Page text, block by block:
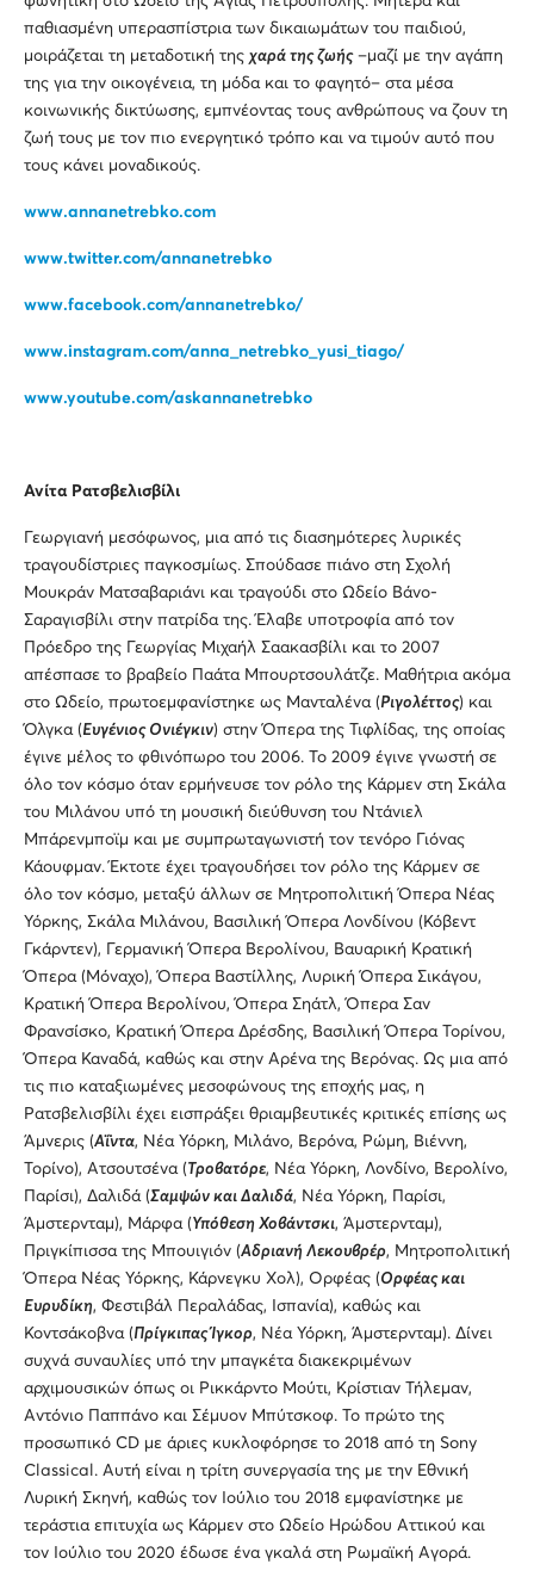
παθιασμένη υπερασπίστρια των δικαιωμάτων του παιδιού,
μοιράζεται τη μεταδοτική της χαρά της ζωής–μαζί με την αγάπη
της για την οικογένεια, τη μόδα και το φαγητό– στα μέσα
κοινωνικής δικτύωσης, εμπνέοντας τους ανθρώπους να ζουν τη
ζωή τους με τον πιο ενεργητικό τρόπο και να τιμούν αυτό που
τους κάνει μοναδικούς.
www.annanetrebko.com
www.twitter.com/annanetrebko
www.facebook.com/annanetrebko/
www.instagram.com/anna netrebko yusi tiago/
www.youtube.com/askannanetrebko
Ανίτα Ρατσβελισβίλι
Γεωργιανή μεσόφωνος, μια από τις διασημότερες λυρικές
τραγουδίστριες παγκοσμίως. Σπούδασε πιάνο στη Σχολή
Μουκράν Ματσαβαριάνι και τραγούδι στο Ωδείο Βάνο-
Σαραγισβίλι στην πατρίδα της. Έλαβε υποτροφία από τον
Πρόεδρο της Γεωργίας Μιχαήλ Σαακασβίλι και το 2007
απέσπασε το βραβείο Παάτα Μπουρτσουλάτζε. Μαθήτρια ακόμα
στο Ωδείο, πρωτοεμφανίστηκε ως Μανταλένα (Ριγολέττος) και
Όλγκα (Ευγένιος Ονιέγκιν) στην Όπερα της Τιφλίδας, της οποίας
έγινε μέλος το φθινόπωρο του 2006. Το 2009 έγινε γνωστή σε
όλο τον κόσμο όταν ερμήνευσε τον ρόλο της Κάρμεν στη Σκάλα
του Μιλάνου υπό τη μουσική διεύθυνση του Ντάνιελ
Μπάρενμποϊμ και με συμπρωταγωνιστή τον τενόρο Γιόνας
Κάουφμαν. Έκτοτε έχει τραγουδήσει τον ρόλο της Κάρμεν σε
όλο τον κόσμο, μεταξύ άλλων σε Μητροπολιτική Όπερα Νέας
Υόρκης, Σκάλα Μιλάνου, Βασιλική Όπερα Λονδίνου (Κόβεντ
Γκάρντεν), Γερμανική Όπερα Βερολίνου, Βαυαρική Κρατική
Όπερα (Μόναχο), Όπερα Βαστίλλης, Λυρική Όπερα Σικάγου,
Κρατική Όπερα Βερολίνου, Όπερα Σηάτλ, Όπερα Σαν
Φρανσίσκο, Κρατική Όπερα Δρέσδης, Βασιλική Όπερα Τορίνου,
Όπερα Καναδά, καθώς και στην Αρένα της Βερόνας. Ως μια από
τις πιο καταξιωμένες μεσοφώνους της εποχής μας, η
Ρατσβελισβίλι έχει εισπράξει θριαμβευτικές κριτικές επίσης ως
Άμνερις (Αΐντα, Νέα Υόρκη, Μιλάνο, Βερόνα, Ρώμη, Βιέννη,
Τορίνο), Ατσουτσένα (Τροβατόρε, Νέα Υόρκη, Λονδίνο, Βερολίνο,
Παρίσι), Δαλιδά (Σαμψών και Δαλιδά, Νέα Υόρκη, Παρίσι,
Άμστερνταμ), Μάρφα (Υπόθεση Χοβάντσκι, Άμστερνταμ),
Πριγκίπισσα της Μπουιγιόν (Αδριανή Λεκουβρέρ, Μητροπολιτική
Όπερα Νέας Υόρκης, Κάρνεγκυ Χολ), Ορφέας (Ορφέας και
Ευρυδίκη, Φεστιβάλ Περαλάδας, Ισπανία), καθώς και
Κοντσάκοβνα (Πρίγκιπας Ίγκορ, Νέα Υόρκη, Άμστερνταμ). Δίνει
συχνά συναυλίες υπό την μπαγκέτα διακεκριμένων
αρχιμουσικών όπως οι Ρικκάρντο Μούτι, Κρίστιαν Τήλεμαν,
Αντόνιο Παππάνο και Σέμυον Μπύτσκοφ. Το πρώτο της
προσωπικό CD με άριες κυκλοφόρησε το 2018 από τη Sony
Classical. Αυτή είναι η τρίτη συνεργασία της με την Εθνική
Λυρική Σκηνή, καθώς τον Ιούλιο του 2018 εμφανίστηκε με
τεράστια επιτυχία ως Κάρμεν στο Ωδείο Ηρώδου Αττικού και
τον Ιούλιο του 2020 έδωσε ένα γκαλά στη Ρωμαϊκή Αγορά.